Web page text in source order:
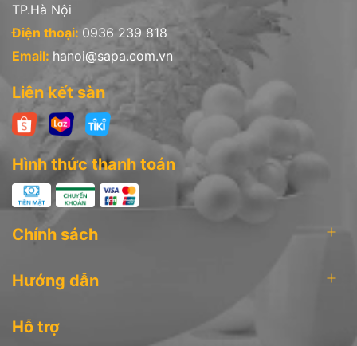
Hướng dẫn sử dụng:
- Trước khi sử dụng lần đầu tiên, hãy làm sạch bằng nước nóng
- Không để trên bếp lâu mà không có thức ăn, không có nước
- Không sử dụng bàn chải kim loại cứng trong quá trình làm
TP.Hà Nội
Điện thoại: 0936 239 818
Email: hanoi@sapa.com.vn
Liên kết sàn
Hình thức thanh toán
Chính sách
Hướng dẫn
Hỗ trợ